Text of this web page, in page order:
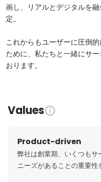
画し、リアルとデジタルを
定。
これからもユーザーに圧倒
ために、私たちと一緒にサ
おります。
Values
Product-driven
弊社は創業期、いくつも
ニーズがあることの重要